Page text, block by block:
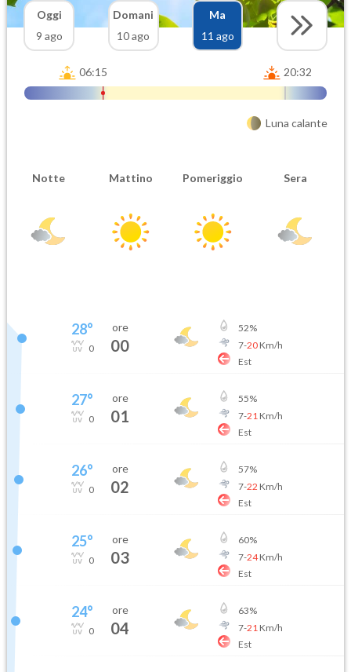
Oggi
9 ago
Domani
10 ago
Ma
11 ago
06:15 20:32
Luna calante
Notte Mattino Pomeriggio Sera
28°
0
ore
00
52%
7-20Km/h
Est
27°
0
ore
01
55%
7-21 Km/h
Est
26°
0
ore
02
57%
7-22 Km/h
Est
25°
0
ore
03
60%
7-24Km/h
Est
24°
0
ore
04
63%
7-21 Km/h
Est